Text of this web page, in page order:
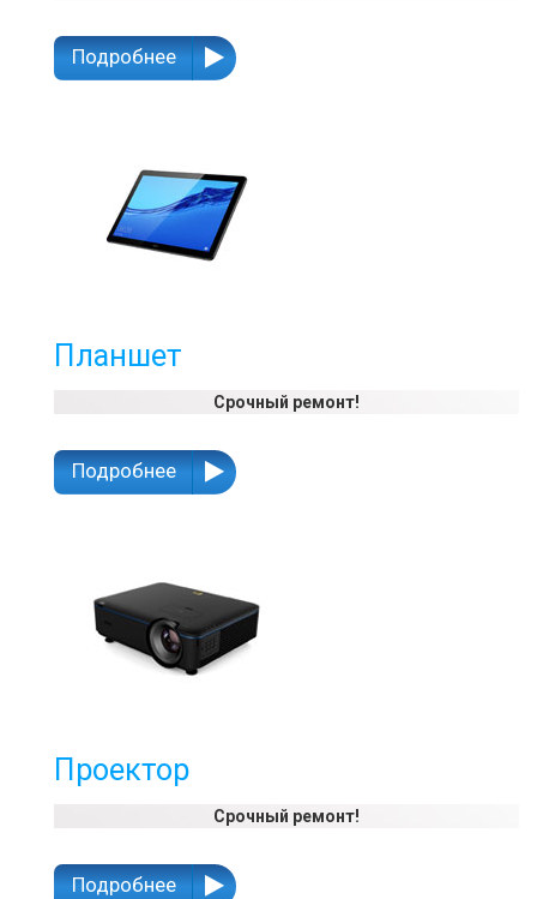
Подробнее
Планшет
Срочный ремонт!
Подробнее
Проектор
Срочный ремонт!
Подробнее